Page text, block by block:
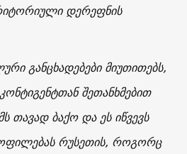
დერეფნის
განცხადებები მიუთითებს,
შეთანხმებით
თავად ბაქო და ეს იწვევს
რუსეთის, როგორც